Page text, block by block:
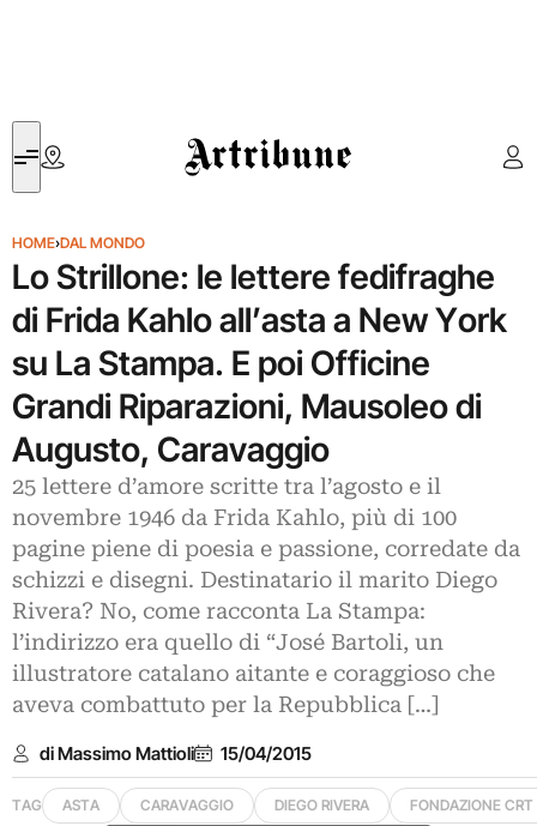
Artribune
HOME›DAL MONDO
Lo Strillone: le lettere fedifraghe
di Frida Kahlo all’asta a New York
su La Stampa. E poi Officine
Grandi Riparazioni, Mausoleo di
Augusto, Caravaggio
25 lettere d’amore scritte tra l’agosto e il
novembre 1946 da Frida Kahlo, più di 100
pagine piene di poesia e passione, corredate da
schizzi e disegni. Destinatario il marito Diego
Rivera? No, come racconta La Stampa:
l’indirizzo era quello di “José Bartoli, un
illustratore catalano aitante e coraggioso che
aveva combattuto per la Repubblica […]
di Massimo Mattioli 15/04/2015
TAG ASTA CARAVAGGIO DIEGO RIVERA FONDAZIONE CRT